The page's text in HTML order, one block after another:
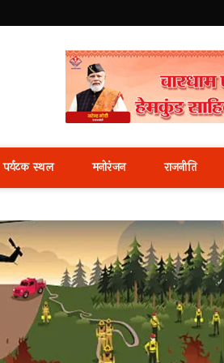
News Portal
पर्यटक स्थल मनोरंजन राजनीति